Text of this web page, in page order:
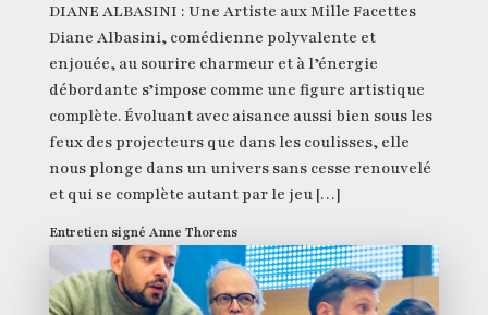
DIANE ALBASINI : Une Artiste aux Mille Facettes
Diane Albasini, comédienne polyvalente et
enjouée, au sourire charmeur et à l’énergie
débordante s’impose comme une figure artistique
complète. Évoluant avec aisance aussi bien sous les
feux des projecteurs que dans les coulisses, elle
nous plonge dans un univers sans cesse renouvelé
et qui se complète autant par le jeu […]
Entretien signé Anne Thorens